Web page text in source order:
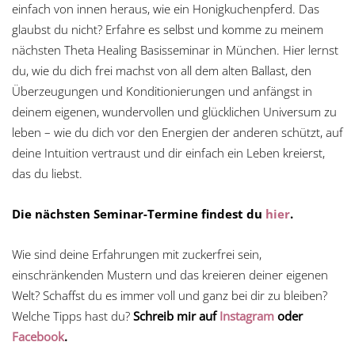
einfach von innen heraus, wie ein Honigkuchenpferd. Das
glaubst du nicht? Erfahre es selbst und komme zu meinem
nächsten Theta Healing Basisseminar in München. Hier lernst
du, wie du dich frei machst von all dem alten Ballast, den
Überzeugungen und Konditionierungen und anfängst in
deinem eigenen, wundervollen und glücklichen Universum zu
leben – wie du dich vor den Energien der anderen schützt, auf
deine Intuition vertraust und dir einfach ein Leben kreierst,
das du liebst.
Die nächsten Seminar-Termine findest du hier.
Wie sind deine Erfahrungen mit zuckerfrei sein,
einschränkenden Mustern und das kreieren deiner eigenen
Welt? Schaffst du es immer voll und ganz bei dir zu bleiben?
Welche Tipps hast du? Schreib mir aufInstagram oder
Facebook.